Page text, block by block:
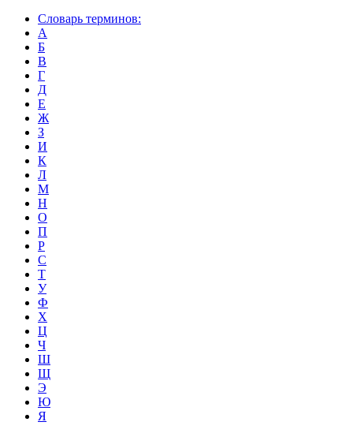
Словарь терминов:
А
Б
В
Г
Д
Е
Ж
З
И
К
Л
М
Н
О
П
Р
С
Т
У
Ф
Х
Ц
Ч
Ш
Щ
Э
Ю
Я